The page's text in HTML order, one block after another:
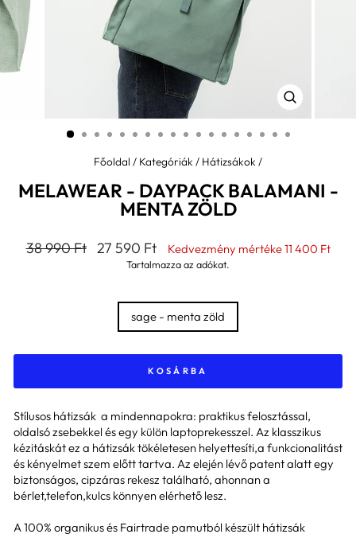
BEZÁR
(ESC)
Főoldal / Kategóriák / Hátizsákok /
MELAWEAR - DAYPACK BALAMANI -
MENTA ZÖLD
Általános
38 990 Ft
Kedvezményes
27 590 Ft Kedvezmény mértéke11 400 Ft
Tartalmazza az adókat.
sage - menta zöld
KOSÁRBA
Stílusos hátizsák a mindennapokra: praktikus felosztással,
oldalsó zsebekkel és egy külön laptoprekesszel. Az klasszikus
kézitáskát ez a hátizsák tökéletesen helyettesíti,a funkcionalitást
és kényelmet szem előtt tartva. Az elején lévő patent alatt egy
biztonságos, cipzáras rekesz található, ahonnan a
bérlet,telefon,kulcs könnyen elérhető lesz.
A 100% organikus és Fairtrade pamutból készült hátizsák